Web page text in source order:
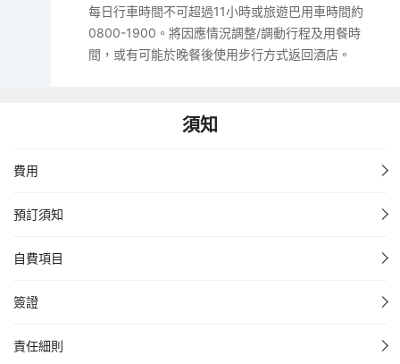
每日行車時間不可超過11小時或旅遊巴用車時間約
0800-1900。將因應情況調整/調動行程及用餐時
間，或有可能於晚餐後使用步行方式返回酒店。
須知
費用
預訂須知
自費項目
簽證
責任細則